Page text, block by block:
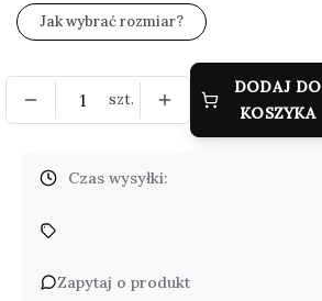
Jak wybrać rozmiar?
szt.
DODAJ DO
KOSZYKA
Czas wysyłki:
Zapytaj o produkt